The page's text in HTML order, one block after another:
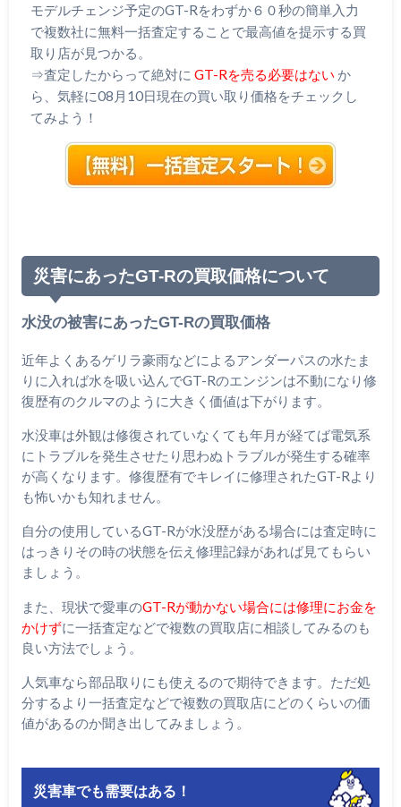
モデルチェンジ予定のGT-Rをわずか６０秒の簡単入力
で複数社に無料一括査定することで最高値を提示する買
取り店が見つかる。
⇒査定したからって絶対に GT-Rを売る必要はない か
ら、気軽に08月10日現在の買い取り価格をチェックし
てみよう！
災害にあったGT-Rの買取価格について
水没の被害にあったGT-Rの買取価格
近年よくあるゲリラ豪雨などによるアンダーパスの水たま
りに入れば水を吸い込んでGT-Rのエンジンは不動になり修
復歴有のクルマのように大きく価値は下がります。
水没車は外観は修復されていなくても年月が経てば電気系
にトラブルを発生させたり思わぬトラブルが発生する確率
が高くなります。修復歴有でキレイに修理されたGT-Rより
も怖いかも知れません。
自分の使用しているGT-Rが水没歴がある場合には査定時に
はっきりその時の状態を伝え修理記録があれば見てもらい
ましょう。
また、現状で愛車のGT-Rが動かない場合には修理にお金を
かけずに一括査定などで複数の買取店に相談してみるのも
良い方法でしょう。
人気車なら部品取りにも使えるので期待できます。ただ処
分するより一括査定などで複数の買取店にどのくらいの価
値があるのか聞き出してみましょう。
災害車でも需要はある！